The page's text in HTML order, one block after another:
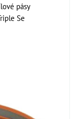
pásy
Se